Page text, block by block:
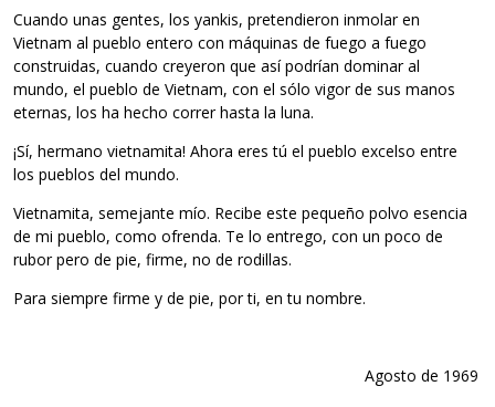
Cuando unas gentes, los yankis, pretendieron inmolar en
Vietnam al pueblo entero con máquinas de fuego a fuego
construidas, cuando creyeron que así podrían dominar al
mundo, el pueblo de Vietnam, con el sólo vigor de sus manos
eternas, los ha hecho correr hasta la luna.
¡Sí, hermano vietnamita! Ahora eres tú el pueblo excelso entre
los pueblos del mundo.
Vietnamita, semejante mío. Recibe este pequeño polvo esencia
de mi pueblo, como ofrenda. Te lo entrego, con un poco de
rubor pero de pie, firme, no de rodillas.
Para siempre firme y de pie, por ti, en tu nombre.
Agosto de 1969